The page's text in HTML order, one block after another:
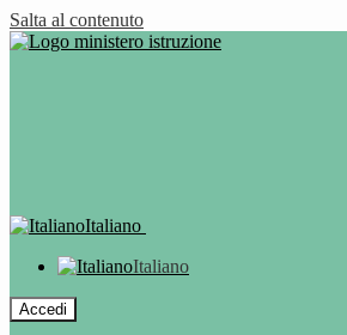
Salta al contenuto
Italiano
Italiano
Accedi